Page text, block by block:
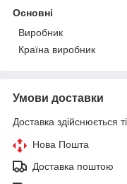
Основні
Виробник
Країна виробник
Умови доставки
Доставка здійснюється
Нова Пошта
Доставка поштою